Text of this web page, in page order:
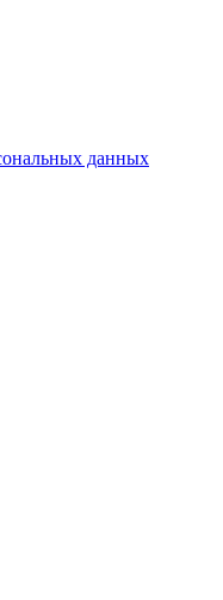
данных